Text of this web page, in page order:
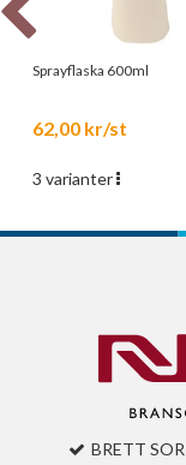
Sprayflaska 600ml
62,00 kr/st
3 varianter
BRETT